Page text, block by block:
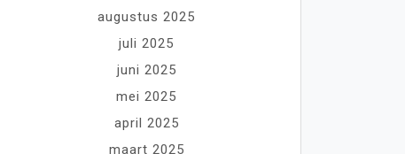
augustus 2025
juli 2025
juni 2025
mei 2025
april 2025
maart 2025